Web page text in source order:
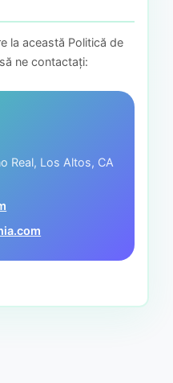
la această Politică de
ne contactați:
Real, Los Altos, CA